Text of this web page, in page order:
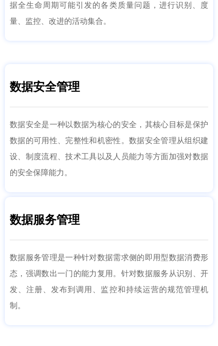
据全生命周期可能引发的各类质量问题，进行识别、度
量、监控、改进的活动集合。
数据安全管理
数据安全是一种以数据为核心的安全，其核心目标是保护
数据的可用性、完整性和机密性。数据安全管理从组织建
设、制度流程、技术工具以及人员能力等方面加强对数据
的安全保障能力。
数据服务管理
数据服务管理是一种针对数据需求侧的即用型数据消费形
态，强调数出一门的能力复用。针对数据服务从识别、开
发、注册、发布到调用、监控和持续运营的规范管理机
制。